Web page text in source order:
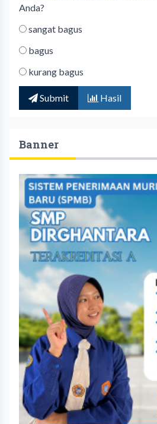
Anda?
sangat bagus
bagus
kurang bagus
Submit Hasil
Banner